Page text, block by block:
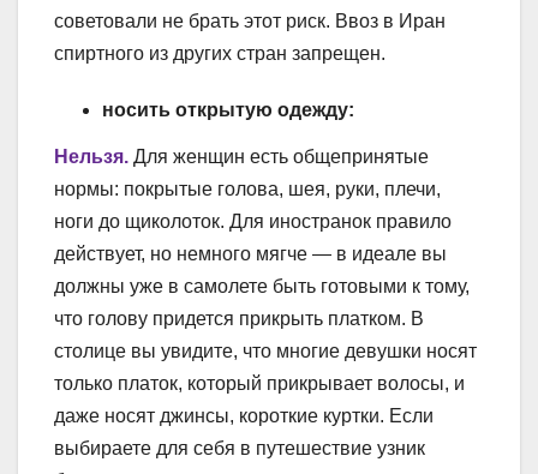
советовали не брать этот риск. Ввоз в Иран
спиртного из других стран запрещен.
носить открытую одежду:
Нельзя. Для женщин есть общепринятые
нормы: покрытые голова, шея, руки, плечи,
ноги до щиколоток. Для иностранок правило
действует, но немного мягче — в идеале вы
должны уже в самолете быть готовыми к тому,
что голову придется прикрыть платком. В
столице вы увидите, что многие девушки носят
только платок, который прикрывает волосы, и
даже носят джинсы, короткие куртки. Если
выбираете для себя в путешествие узник